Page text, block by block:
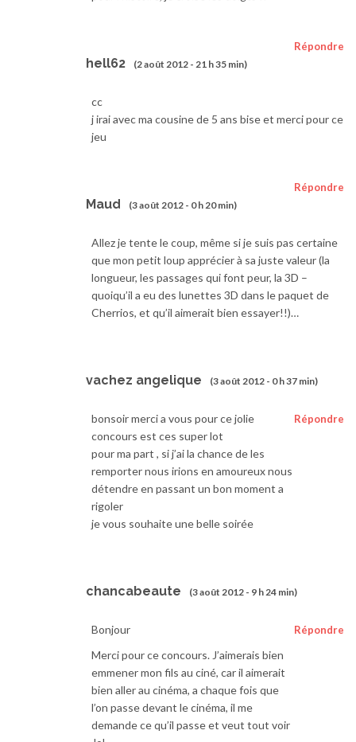
hell62 (2 août 2012 - 21 h 35 min)
Répondre
cc
j irai avec ma cousine de 5 ans bise et merci pour ce
jeu
Maud (3 août 2012 - 0 h 20 min)
Répondre
Allez je tente le coup, même si je suis pas certaine
que mon petit loup apprécier à sa juste valeur (la
longueur, les passages qui font peur, la 3D –
quoiqu’il a eu des lunettes 3D dans le paquet de
Cherrios, et qu’il aimerait bien essayer!!)…
vachez angelique (3 août 2012 - 0 h 37 min)
Répondre
bonsoir merci a vous pour ce jolie
concours est ces super lot
pour ma part , si j’ai la chance de les
remporter nous irions en amoureux nous
détendre en passant un bon moment a
rigoler
je vous souhaite une belle soirée
chancabeaute (3 août 2012 - 9 h 24 min)
Répondre
Bonjour
Merci pour ce concours. J’aimerais bien
emmener mon fils au ciné, car il aimerait
bien aller au cinéma, a chaque fois que
l’on passe devant le cinéma, il me
demande ce qu’il passe et veut tout voir